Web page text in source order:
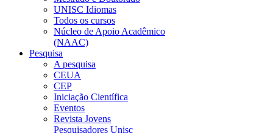
UNISC Idiomas
Todos os cursos
Núcleo de Apoio Acadêmico
(NAAC)
Pesquisa
A pesquisa
CEUA
CEP
Iniciação Científica
Eventos
Revista Jovens
Pesquisadores Unisc